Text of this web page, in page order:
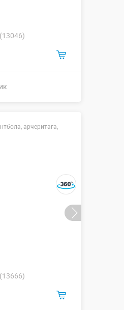
(13046)
деталей →
видео
арчеритага,
(13666)